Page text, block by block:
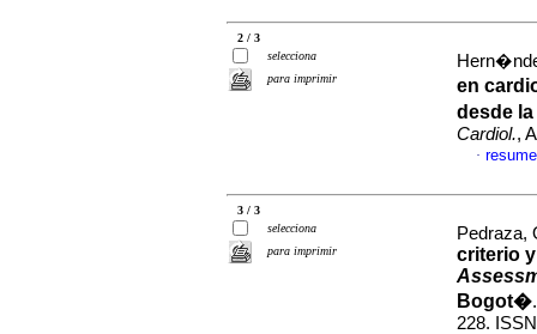
2 / 3
selecciona
para imprimir
en
desde
Cardiol.,
·
3 / 3
selecciona
para imprimir
criterio
Bogot�
228.